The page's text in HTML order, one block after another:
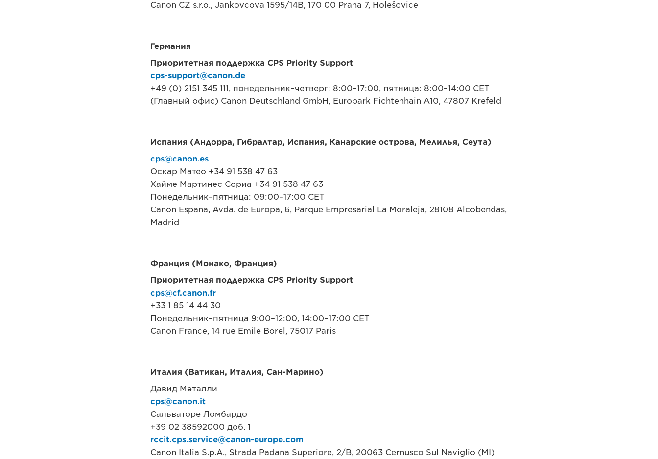
Canon CZ s.r.o., Jankovcova 1595/14B, 170 00 Praha 7, Holešovice
Германия
Приоритетная поддержка CPS Priority Support
cps-support@canon.de
+49 (0) 2151 345 111, понедельник–четверг: 8:00–17:00, пятница: 8:00–14:00 CET
(Главный офис) Canon Deutschland GmbH, Europark Fichtenhain A10, 47807 Krefeld
Испания (Андорра, Гибралтар, Испания, Канарские острова, Мелилья, Сеута)
cps@canon.es
Оскар Матео +34 91 538 47 63
Хайме Мартинес Сориа +34 91 538 47 63
Понедельник–пятница: 09:00–17:00 CET
Canon Espana, Avda. de Europa, 6, Parque Empresarial La Moraleja, 28108 Alcobendas,
Madrid
Франция (Монако, Франция)
Приоритетная поддержка CPS Priority Support
cps@cf.canon.fr
+33 1 85 14 44 30
Понедельник–пятница 9:00–12:00, 14:00–17:00 CET
Canon France, 14 rue Emile Borel, 75017 Paris
Италия (Ватикан, Италия, Сан-Марино)
Давид Металли
cps@canon.it
Сальваторе Ломбардо
+39 02 38592000 доб. 1
rccit.cps.service@canon-europe.com
Canon Italia S.p.A., Strada Padana Superiore, 2/B, 20063 Cernusco Sul Naviglio (MI)